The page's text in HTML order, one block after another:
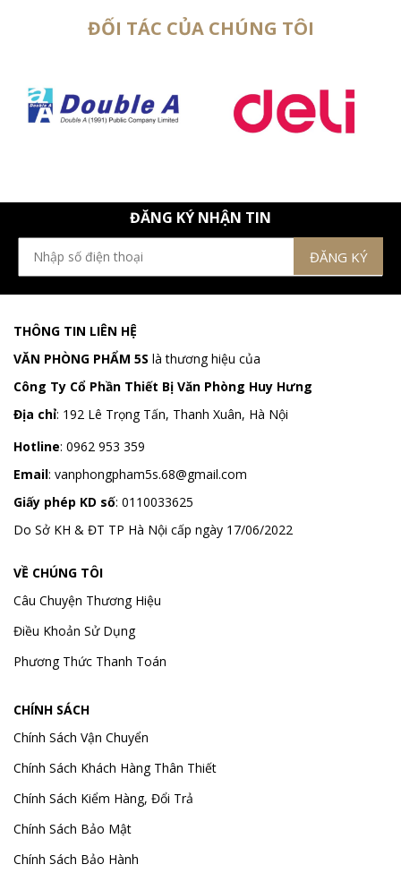
ĐỐI TÁC CỦA CHÚNG TÔI
ĐĂNG KÝ NHẬN TIN
THÔNG TIN LIÊN HỆ
VĂN PHÒNG PHẨM 5S là thương hiệu của
Công Ty Cổ Phần Thiết Bị Văn Phòng Huy Hưng
Địa chỉ: 192 Lê Trọng Tấn, Thanh Xuân, Hà Nội
Hotline: 0962 953 359
Email: vanphongpham5s.68@gmail.com
Giấy phép KD số: 0110033625
Do Sở KH & ĐT TP Hà Nội cấp ngày 17/06/2022
VỀ CHÚNG TÔI
Câu Chuyện Thương Hiệu
Điều Khoản Sử Dụng
Phương Thức Thanh Toán
CHÍNH SÁCH
Chính Sách Vận Chuyển
Chính Sách Khách Hàng Thân Thiết
Chính Sách Kiểm Hàng, Đổi Trả
Chính Sách Bảo Mật
Chính Sách Bảo Hành